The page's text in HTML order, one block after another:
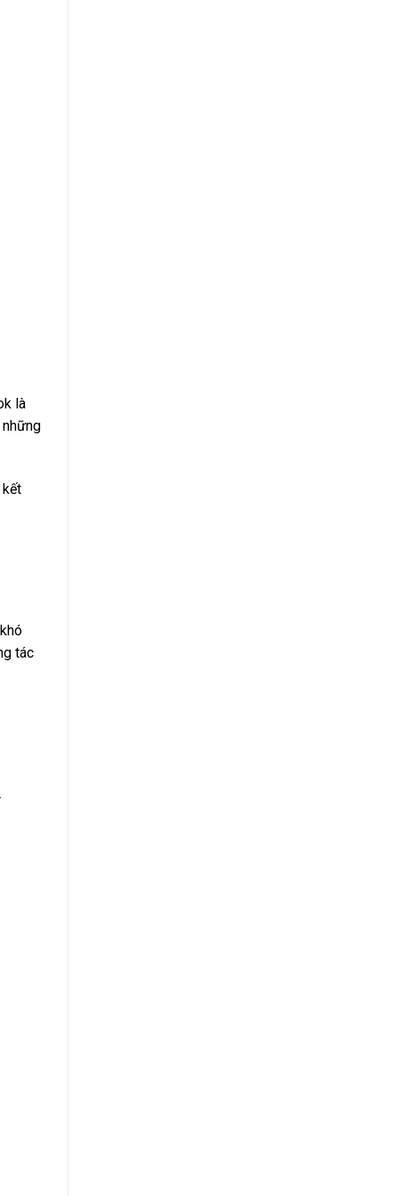
là
tác